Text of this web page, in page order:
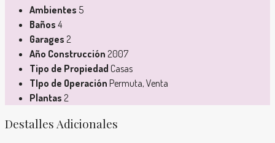
Ambientes 5
Baños 4
Garages 2
Año Construcción 2007
Tipo de Propiedad Casas
TIpo de Operación Permuta, Venta
Plantas 2
Destalles Adicionales